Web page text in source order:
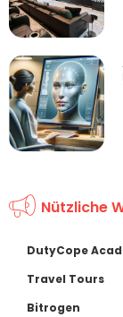
Nützliche
DutyCope
Travel Tours
Bitrogen